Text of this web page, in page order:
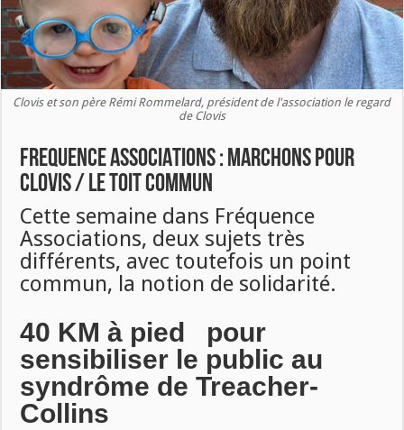
Clovis et son père Rémi Rommelard, président de l'association le regard
de Clovis
FREQUENCE ASSOCIATIONS : MARCHONS POUR
CLOVIS / LE TOIT COMMUN
Cette semaine dans Fréquence
Associations, deux sujets très
différents, avec toutefois un point
commun, la notion de solidarité.
40 KM à pied pour
sensibiliser le public au
syndrôme de Treacher-
Collins